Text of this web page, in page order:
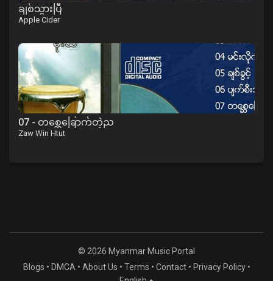
ချစ်သွားပြီ
Apple Cider
07 - တစ္ဆေခြောက်တဲ့ည
Zaw Win Htut
© 2026 Myanmar Music Portal
Blogs • DMCA• About Us • Terms • Contact• Privacy Policy•